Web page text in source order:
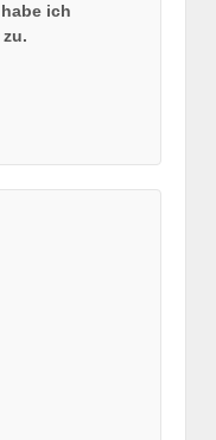
habe ich